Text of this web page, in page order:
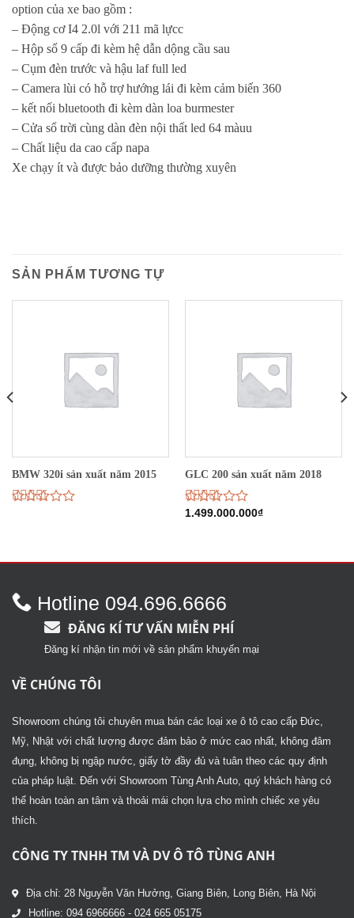
option của xe bao gồm :
– Động cơ I4 2.0l với 211 mã lựcc
– Hộp số 9 cấp đi kèm hệ dẫn dộng cầu sau
– Cụm đèn trước và hậu laf full led
– Camera lùi có hỗ trợ hướng lái đi kèm cảm biến 360
– kết nối bluetooth đi kèm dàn loa burmester
– Cửa sổ trời cùng dàn đèn nội thất led 64 màuu
– Chất liệu da cao cấp napa
Xe chạy ít và được bảo dưỡng thường xuyên
SẢN PHẨM TƯƠNG TỰ
BMW 320i sản xuất năm 2015
sao
GLC 200 sản xuất năm 2018
Được
5 sao
1.499.000.000₫
Hotline 094.696.6666
ĐĂNG KÍ TƯ VẤN MIỄN PHÍ
Đăng kí nhận tin mới về sản phẩm khuyến mại
VỀ CHÚNG TÔI
Showroom chúng tôi chuyên mua bán các loại xe ô tô cao cấp Đức,
Mỹ, Nhật với chất lượng được đảm bảo ở mức cao nhất, không đâm
đụng, không bị ngập nước, giấy tờ đầy đủ và tuân theo các quy định
của pháp luật. Đến với Showroom Tùng Anh Auto, quý khách hàng có
thể hoàn toàn an tâm và thoải mái chọn lựa cho mình chiếc xe yêu
thích.
CÔNG TY TNHH TM VÀ DV Ô TÔ TÙNG ANH
Địa chỉ: 28 Nguyễn Văn Hưởng, Giang Biên, Long Biên, Hà Nội
Hotline: 094 6966666 - 024 665 05175